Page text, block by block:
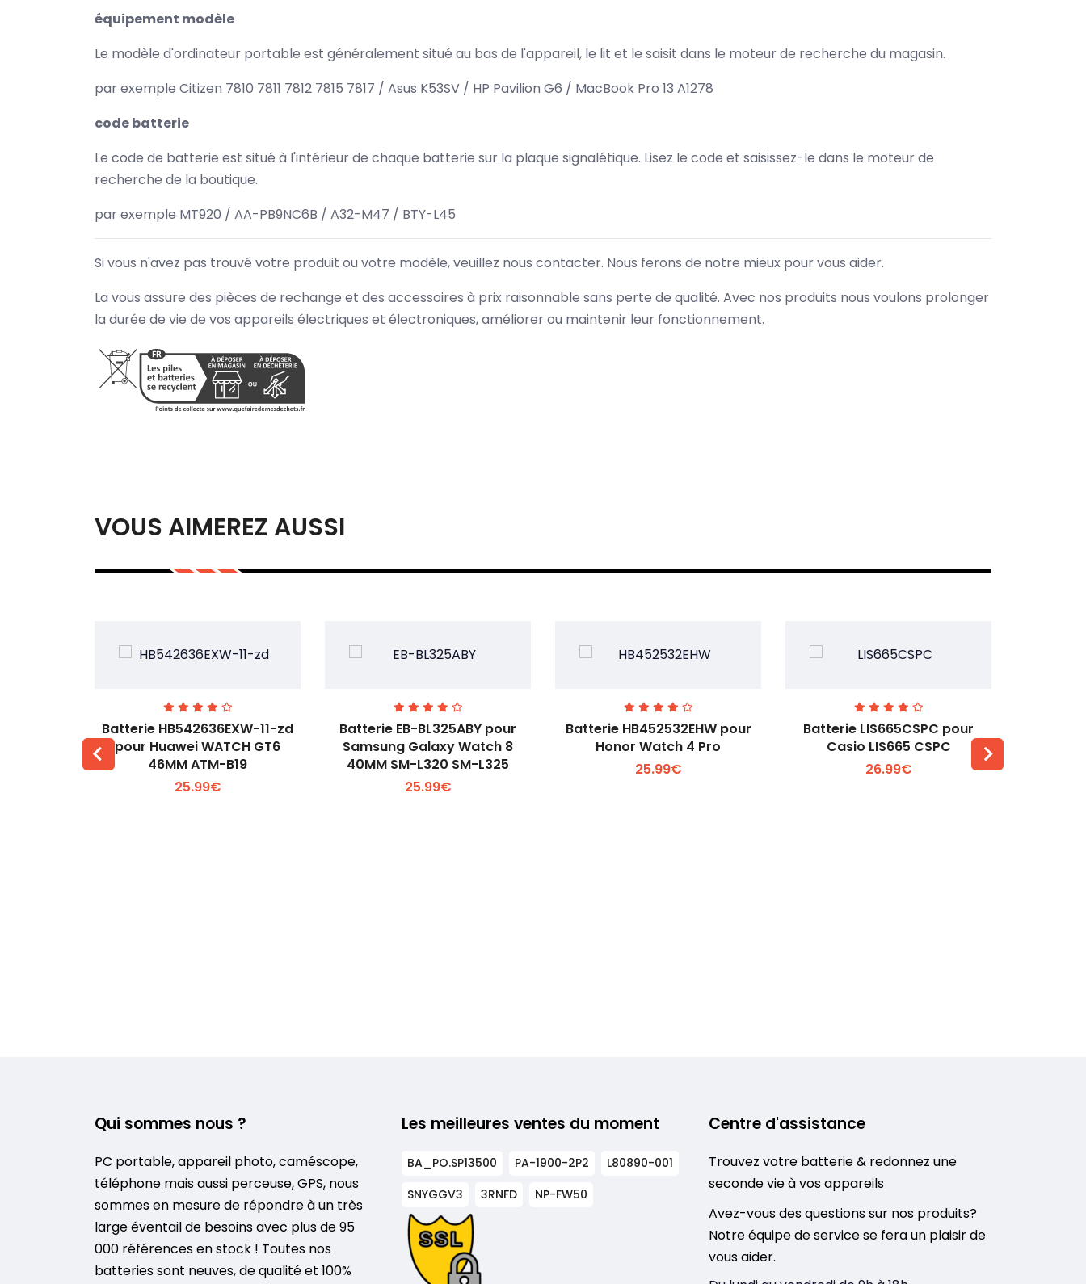
équipement modèle
Le modèle d'ordinateur portable est généralement situé au bas de l'appareil, le lit et le saisit dans le moteur de recherche du magasin.
par exemple Citizen 7810 7811 7812 7815 7817 / Asus K53SV / HP Pavilion G6 / MacBook Pro 13 A1278
code batterie
Le code de batterie est situé à l'intérieur de chaque batterie sur la plaque signalétique. Lisez le code et saisissez-le dans le moteur de
recherche de la boutique.
par exemple MT920 / AA-PB9NC6B / A32-M47 / BTY-L45
Si vous n'avez pas trouvé votre produit ou votre modèle, veuillez nous contacter. Nous ferons de notre mieux pour vous aider.
La vous assure des pièces de rechange et des accessoires à prix raisonnable sans perte de qualité. Avec nos produits nous voulons prolonger
la durée de vie de vos appareils électriques et électroniques, améliorer ou maintenir leur fonctionnement.
VOUS AIMEREZ AUSSI
Voir plus +
Batterie HB542636EXW-11-zd
pour Huawei WATCH GT6
46MM ATM-B19
25.99€
Voir plus +
Batterie EB-BL325ABY pour
Samsung Galaxy Watch 8
40MM SM-L320 SM-L325
25.99€
Voir plus +
Batterie HB452532EHW pour
Honor Watch 4 Pro
25.99€
Voir plus +
Batterie LIS665CSPC pour
Casio LIS665 CSPC
26.99€
Qui sommes nous ?
PC portable, appareil photo, caméscope,
téléphone mais aussi perceuse, GPS, nous
sommes en mesure de répondre à un très
large éventail de besoins avec plus de 95
000 références en stock ! Toutes nos
batteries sont neuves, de qualité et 100%
Les meilleures ventes du moment
BA_PO.SP13500 PA-1900-2P2
L80890-001
SNYGGV3
3RNFD NP-FW50
Centre d'assistance
Trouvez votre batterie & redonnez une
seconde vie à vos appareils
Avez-vous des questions sur nos produits?
Notre équipe de service se fera un plaisir de
vous aider.